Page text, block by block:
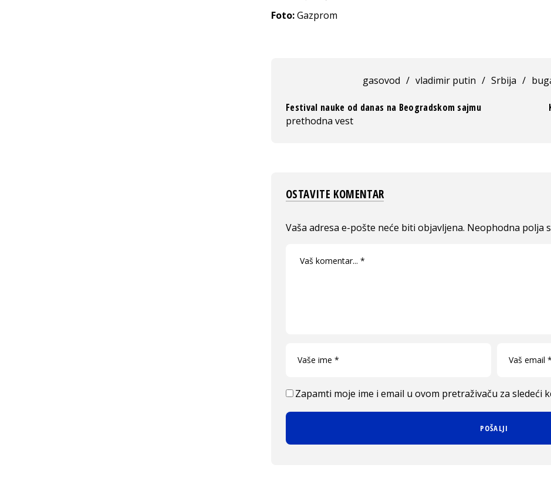
Foto:Gazprom
gasovod / vladimir putin / Srbija /
Festival nauke od danas na Beogradskom sajmu
prethodna vest
OSTAVITE KOMENTAR
Vaša adresa e-pošte neće biti objavljena. Neophodna polja
Zapamti moje ime i email u ovom pretraživaču za sledeći